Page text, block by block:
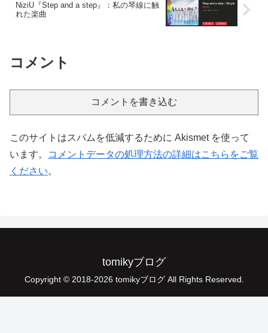
NiziU『Step and a step』：私の琴線に触
れた楽曲
コメント
コメントを書き込む
このサイトはスパムを低減するために Akismet を使って
います。
コメントデータの処理方法の詳細はこちらをご覧
ください。
tomikyブログ
Copyright © 2018-2026 tomikyブログ All Rights Reserved.